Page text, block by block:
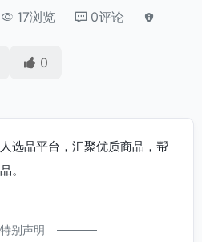
17浏览 0评论
0
选品平台，汇聚优质商品，帮
。
特别声明